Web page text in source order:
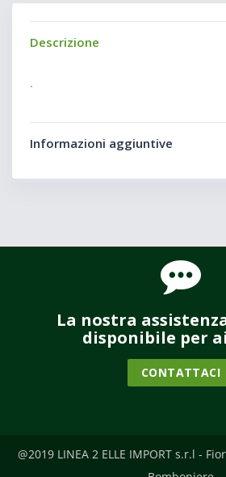
Descrizione
.
Informazioni aggiuntive
La nostra
disponibile per
CONTATTACI
@2019 LINEA 2 ELLE IMPORT s.r.l -